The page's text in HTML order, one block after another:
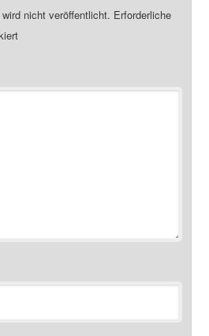
nicht veröffentlicht. Erforderliche